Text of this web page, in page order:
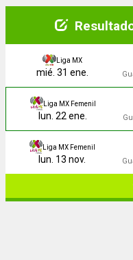
Liga MX
mié. 31 ene.
Liga MX Femenil
lun. 22 ene.
Liga MX Femenil
lun. 13 nov.